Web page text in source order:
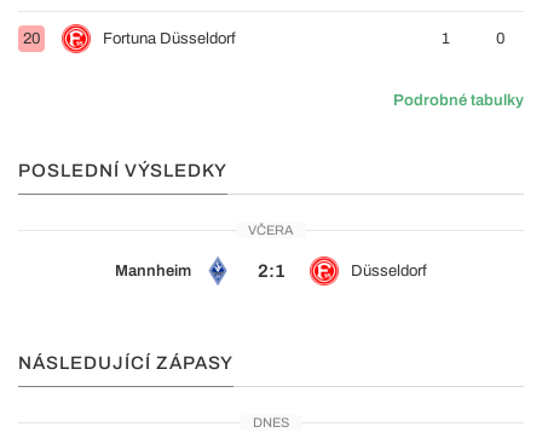
20 Fortuna Düsseldorf 1 0
Podrobné tabulky
POSLEDNÍ VÝSLEDKY
VČERA
Mannheim 2:1 Düsseldorf
NÁSLEDUJÍCÍ ZÁPASY
DNES